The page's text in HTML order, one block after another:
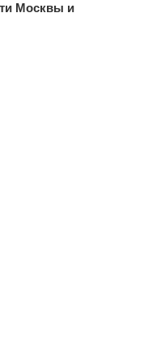
Москвы и